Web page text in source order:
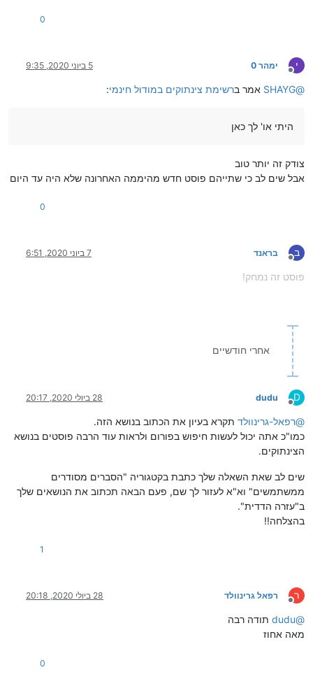
0
י
מנותק
ימהר 0 5 ביוני 2020, 9:35
@
SHAYG אמר ברשימת צינתוקים במודול חינמי:
היתי או' לך כאן
צודק זה יותר טוב
אבל שים לב כי שתייהם פוסט חדש מהיממה האחרונה שלא היה עד היום
0
ב
מנותק
בראנד 7 ביוני 2020, 6:51
פוסט זה נמחק!
אחרי חודשיים
D
מנותק
dudu 28 ביולי 2020, 20:17
@רפאל-גרינוולד תקרא בעיון את הכתוב בנושא הזה.
כמו"כ אתה יכול לעשות חיפוש בפורום ולראות עוד הרבה פוסטים בנושא
הצינתוקים.
שים לב שאת השאלה שלך כתבת בקטגוריה "הסברים מסודרים
ממשתמשים" וא"א לעזור לך שם, פעם הבאה תכתוב את הנושאים שלך
ב"עזרה הדדית".
בהצלחה!!
1
ר
מנותק
רפאל גרינוולד 28 ביולי 2020, 20:18
@
dudu תודה רבה
מאה אחוז
0